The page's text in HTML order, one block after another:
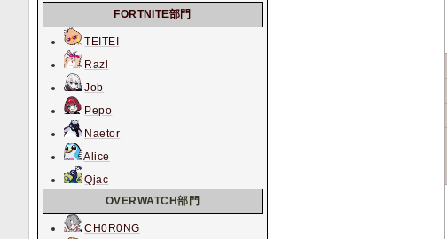
FORTNITE部門
TEITEI
Razl
Job
Pepo
Naetor
Alice
Qjac
OVERWATCH部門
CH0R0NG